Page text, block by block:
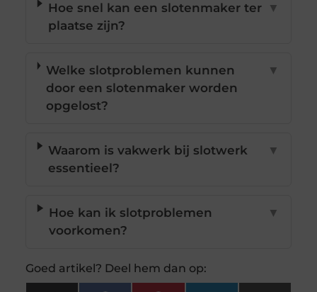
Hoe snel kan een slotenmaker ter
plaatse zijn?
▼
Welke slotproblemen kunnen
door een slotenmaker worden
opgelost?
▼
Waarom is vakwerk bij slotwerk
essentieel?
▼
Hoe kan ik slotproblemen
voorkomen?
▼
Goed artikel? Deel hem dan op: